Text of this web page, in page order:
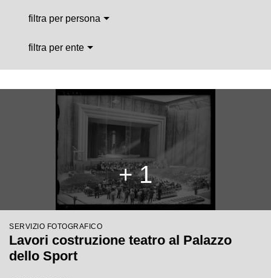
filtra per persona
filtra per ente
+ 1
SERVIZIO FOTOGRAFICO
Lavori costruzione teatro al Palazzo
dello Sport